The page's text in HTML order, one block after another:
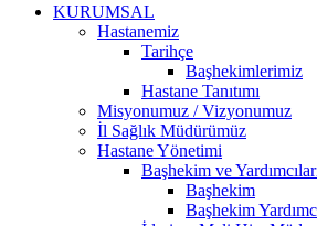
KURUMSAL
Hastanemiz
Tarihçe
Başhekimlerimiz
Hastane Tanıtımı
Misyonumuz / Vizyonumuz
İl Sağlık Müdürümüz
Hastane Yönetimi
Başhekim ve
Başhekim
Başhekim